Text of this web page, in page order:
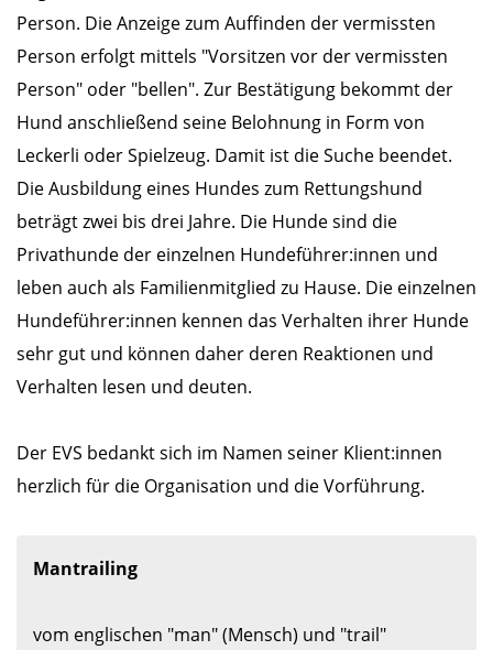
Person. Die Anzeige zum Auffinden der vermissten
Person erfolgt mittels "Vorsitzen vor der vermissten
Person" oder "bellen". Zur Bestätigung bekommt der
Hund anschließend seine Belohnung in Form von
Leckerli oder Spielzeug. Damit ist die Suche beendet.
Die Ausbildung eines Hundes zum Rettungshund
beträgt zwei bis drei Jahre. Die Hunde sind die
Privathunde der einzelnen Hundeführer:innen und
leben auch als Familienmitglied zu Hause. Die einzelnen
Hundeführer:innen kennen das Verhalten ihrer Hunde
sehr gut und können daher deren Reaktionen und
Verhalten lesen und deuten.
Der EVS bedankt sich im Namen seiner Klient:innen
herzlich für die Organisation und die Vorführung.
Mantrailing
vom englischen "man" (Mensch) und "trail"